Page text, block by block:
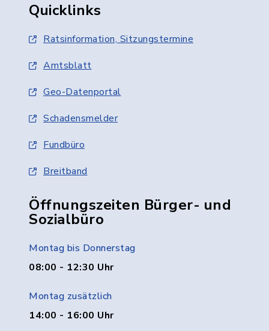
Quicklinks
Ratsinformation, Sitzungstermine
Amtsblatt
Geo-Datenportal
Schadensmelder
Fundbüro
Breitband
Öffnungszeiten Bürger- und
Sozialbüro
Montag bis Donnerstag
08:00 - 12:30 Uhr
Montag zusätzlich
14:00 - 16:00 Uhr